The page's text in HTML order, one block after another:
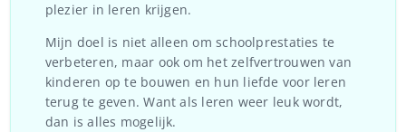
plezier in leren krijgen.
Mijn doel is niet alleen om schoolprestaties te
verbeteren, maar ook om het zelfvertrouwen van
kinderen op te bouwen en hun liefde voor leren
terug te geven. Want als leren weer leuk wordt,
dan is alles mogelijk.